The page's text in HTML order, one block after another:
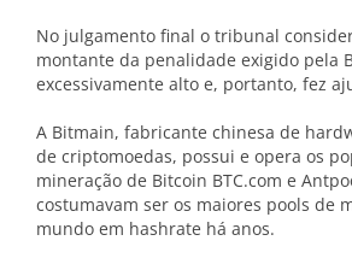
No julgamento final o tribunal
montante da penalidade exigido pela
excessivamente alto e, portanto, fez
A Bitmain, fabricante chinesa de
de criptomoedas, possui e opera os
mineração de Bitcoin BTC.com e
costumavam ser os maiores pools de
mundo em hashrate há anos.